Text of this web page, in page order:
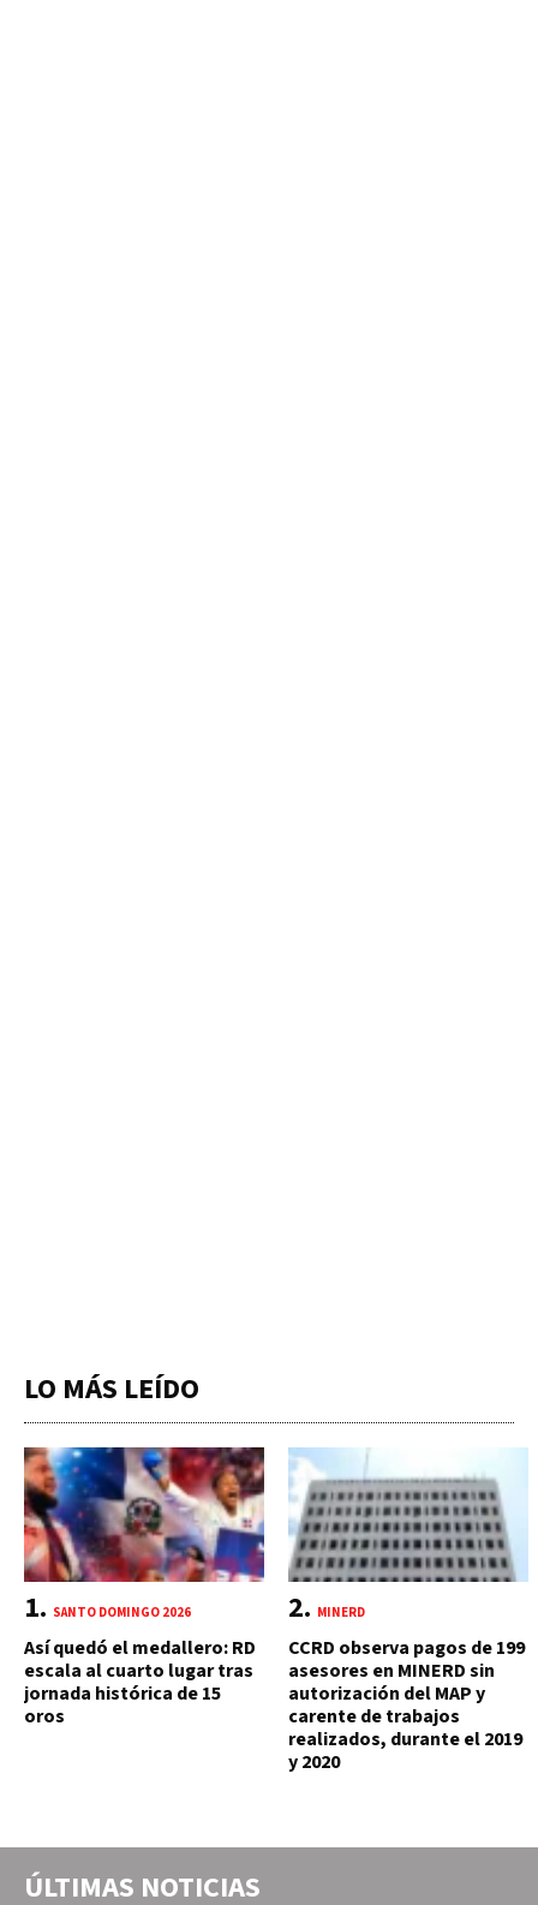
LO MÁS LEÍDO
SANTO DOMINGO 2026
Así quedó el medallero: RD
escala al cuarto lugar tras
jornada histórica de 15
oros
MINERD
CCRD observa pagos de 199
asesores en MINERD sin
autorización del MAP y
carente de trabajos
realizados, durante el 2019
y 2020
ÚLTIMAS NOTICIAS